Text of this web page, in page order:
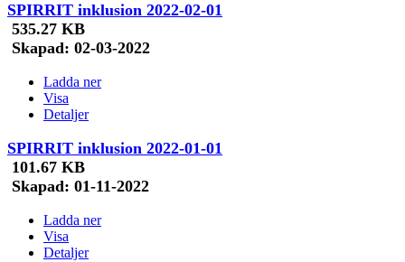
SPIRRIT inklusion 2022-02-01
535.27 KB
Skapad: 02-03-2022
Ladda ner
Visa
Detaljer
SPIRRIT inklusion 2022-01-01
101.67 KB
Skapad: 01-11-2022
Ladda ner
Visa
Detaljer